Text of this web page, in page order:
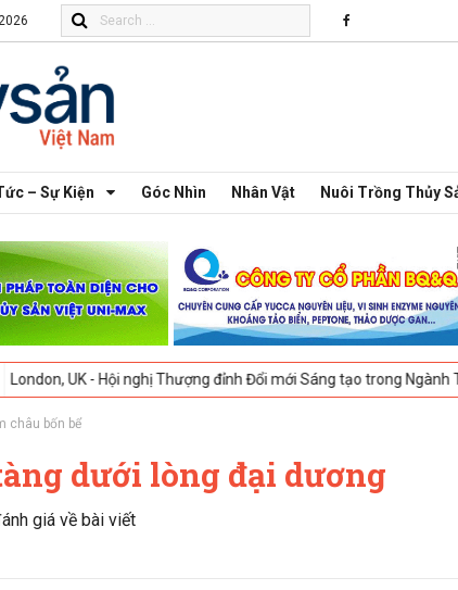
– Sự Kiện Góc Nhìn Nhân Vật Nuôi Trồng Thủy
- Hội nghị Thượng đỉnh Đổi mới Sáng tạo trong Ngành Thực phẩm
châu bốn bể
dưới lòng đại dương
giá về bài viết